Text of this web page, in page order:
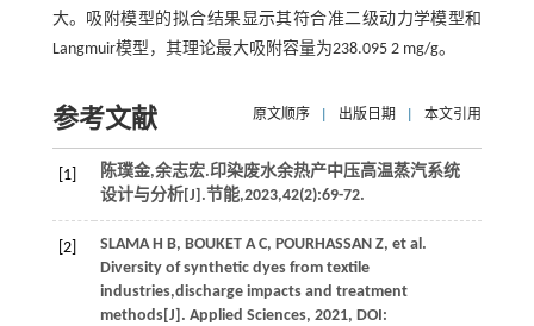
大。吸附模型的拟合结果显示其符合准二级动力学模型和
Langmuir模型，其理论最大吸附容量为238.095 2 mg/g。
参考文献 原文顺序 出版日期 本文引用
[1]
陈璞金,余志宏.印染废水余热产中压高温蒸汽系统
设计与分析[J].节能,2023,42(2):69-72.
[2] SLAMA H B, BOUKET A C, POURHASSAN Z, et al.
Diversity of synthetic dyes from textile
industries,discharge impacts and treatment
methods[J]. Applied Sciences, 2021, DOI: